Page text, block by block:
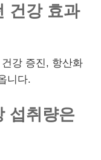
건강 효과
강 증진, 항산화
니다.
섭취량은